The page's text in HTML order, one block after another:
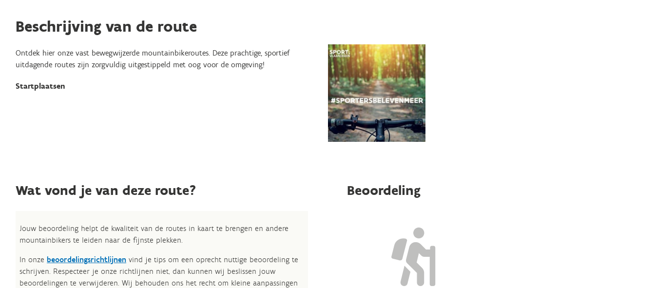
Beschrijving van de route
Ontdek hier onze vast bewegwijzerde mountainbikeroutes. Deze prachtige, sportief
uitdagende routes zijn zorgvuldig uitgestippeld met oog voor de omgeving!
Startplaatsen
Wat vond je van deze route?
Jouw beoordeling helpt de kwaliteit van de routes in kaart te brengen en andere
mountainbikers te leiden naar de fijnste plekken.
In onze beoordelingsrichtlijnen vind je tips om een oprecht nuttige beoordeling te
schrijven. Respecteer je onze richtlijnen niet, dan kunnen wij beslissen jouw
beoordelingen te verwijderen. Wij behouden ons het recht om kleine aanpassingen
Beoordeling